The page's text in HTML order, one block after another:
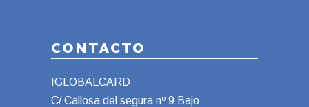
CONTACTO
IGLOBALCARD
C/ Callosa del segura nº 9 Bajo